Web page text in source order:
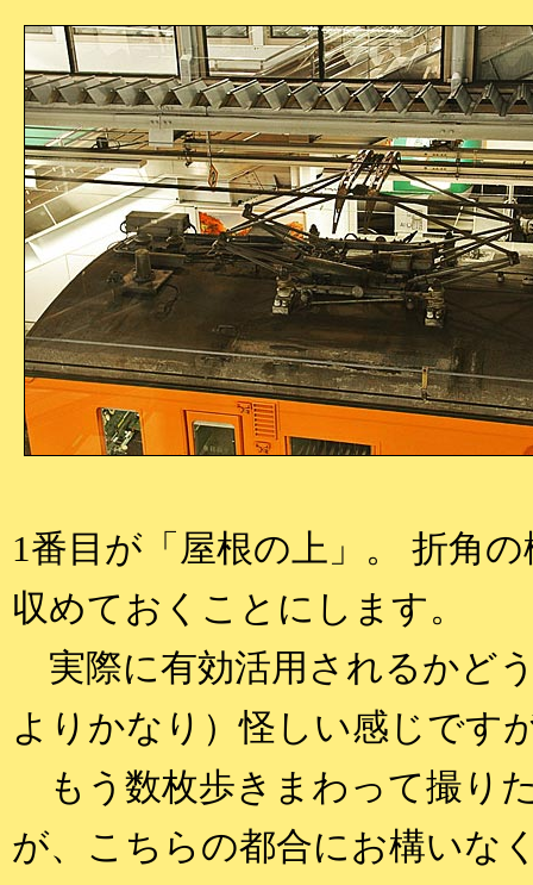
1番目が「屋根の上」。 折角
収めておくことにします。
実際に有効活用されるかど
よりかなり）怪しい感じです
もう数枚歩きまわって撮り
が、こちらの都合にお構いな